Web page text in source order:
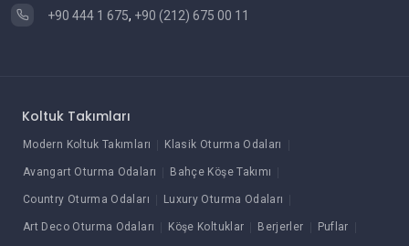
+90 444 1 675, +90 (212) 675 00 11
Koltuk Takımları
Modern Koltuk Takımları Klasik Oturma Odaları
Avangart Oturma Odaları Bahçe Köşe Takımı
Country Oturma Odaları Luxury Oturma Odaları
Art Deco Oturma Odaları Köşe Koltuklar Berjerler Puflar